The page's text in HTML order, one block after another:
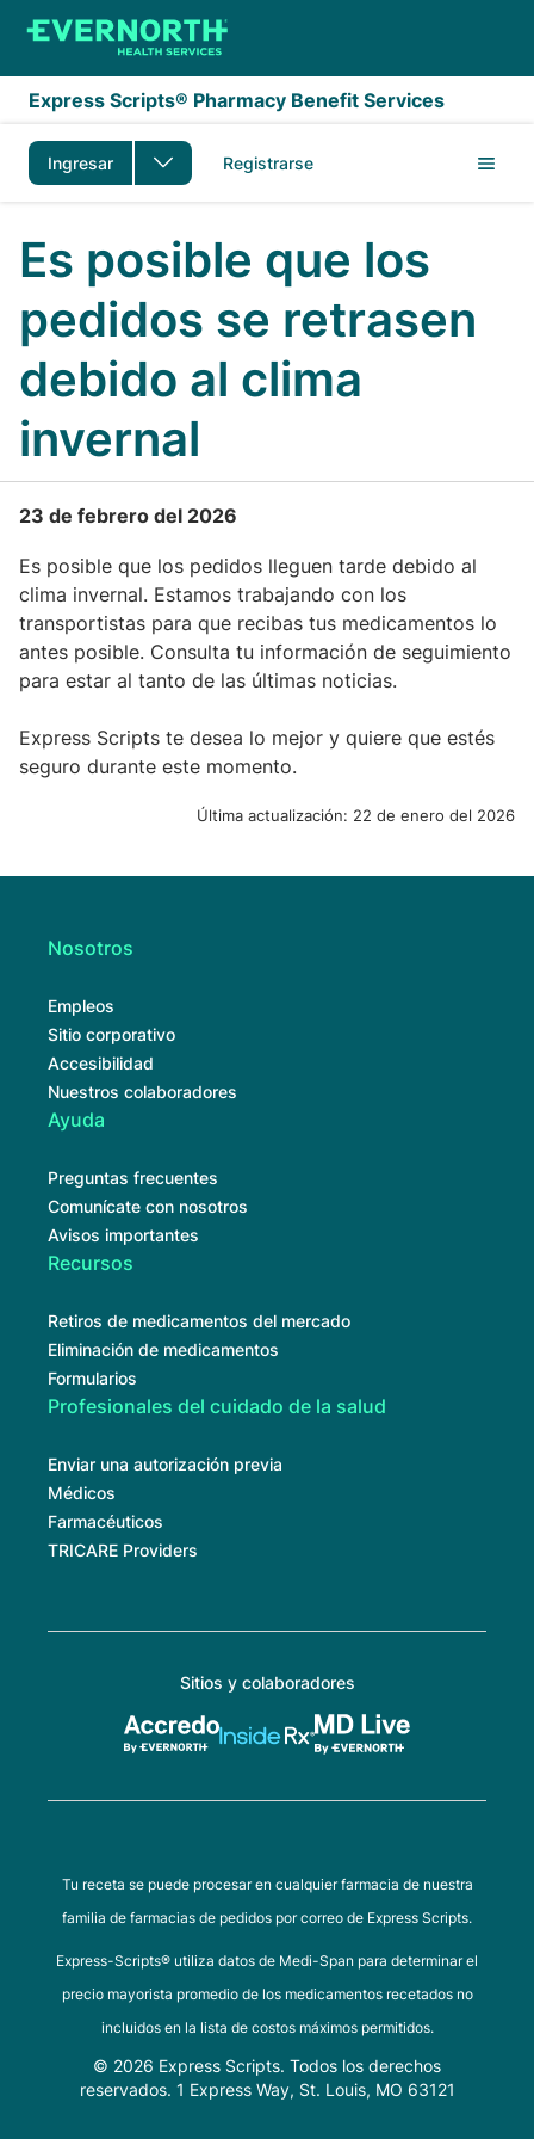
Saltar al contenido principal
Express Scripts® Pharmacy Benefit Services
Ingresar Registrarse
Es posible que los
pedidos se retrasen
debido al clima
invernal
23 de febrero del 2026
Es posible que los pedidos lleguen tarde debido al
clima invernal. Estamos trabajando con los
transportistas para que recibas tus medicamentos lo
antes posible. Consulta tu información de seguimiento
para estar al tanto de las últimas noticias.
Express Scripts te desea lo mejor y quiere que estés
seguro durante este momento.
Última actualización: 22 de enero del 2026
Nosotros
Empleos
Sitio corporativo
Accesibilidad
Nuestros colaboradores
Ayuda
Preguntas frecuentes
Comunícate con nosotros
Avisos importantes
Recursos
Retiros de medicamentos del mercado
Eliminación de medicamentos
Formularios
Profesionales del cuidado de la salud
Enviar una autorización previa
Médicos
Farmacéuticos
TRICARE Providers
Sitios y colaboradores
Tu receta se puede procesar en cualquier farmacia de nuestra
familia de farmacias de pedidos por correo de Express Scripts.
Express-Scripts® utiliza datos de Medi-Span para determinar el
precio mayorista promedio de los medicamentos recetados no
incluidos en la lista de costos máximos permitidos.
© 2026 Express Scripts. Todos los derechos
reservados. 1 Express Way, St. Louis, MO 63121